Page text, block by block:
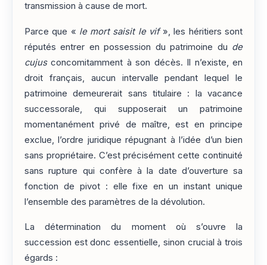
transmission à cause de mort.
Parce que « le mort saisit le vif», les héritiers sont
réputés entrer en possession du patrimoine du de
cujusconcomitamment à son décès. Il n’existe, en
droit français, aucun intervalle pendant lequel le
patrimoine demeurerait sans titulaire : la vacance
successorale, qui supposerait un patrimoine
momentanément privé de maître, est en principe
exclue, l’ordre juridique répugnant à l’idée d’un bien
sans propriétaire. C’est précisément cette continuité
sans rupture qui confère à la date d’ouverture sa
fonction de pivot : elle fixe en un instant unique
l’ensemble des paramètres de la dévolution.
La détermination du moment où s’ouvre la
succession est donc essentielle, sinon crucial à trois
égards :